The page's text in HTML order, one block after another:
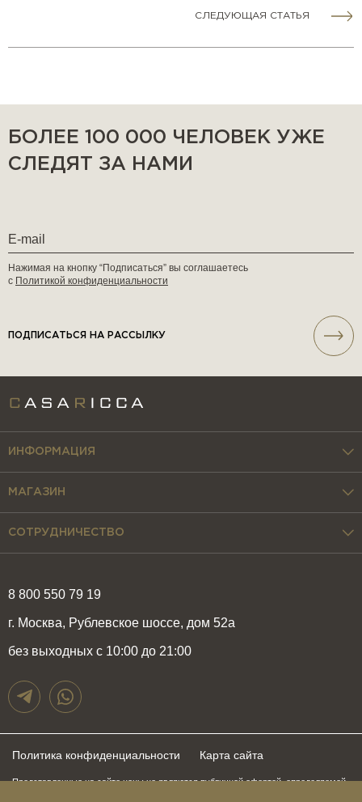
СЛЕДУЮЩАЯ СТАТЬЯ
БОЛЕЕ 100 000 ЧЕЛОВЕК УЖЕ
СЛЕДЯТ ЗА НАМИ
Нажимая на кнопку “Подписаться” вы соглашаетесь
с Политикой конфиденциальности
ПОДПИСАТЬСЯ НА РАССЫЛКУ
8 800 550 79 19
г. Москва, Рублевское шоссе, дом 52а
без выходных с 10:00 до 21:00
ИНФОРМАЦИЯ
МАГАЗИН
СОТРУДНИЧЕСТВО
Политика конфиденциальности Карта сайта
Представленные на сайте цены не являются публичной офертой, определяемой